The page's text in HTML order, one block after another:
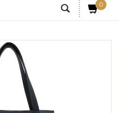
0